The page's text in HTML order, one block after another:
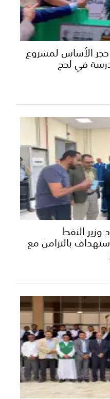
الأساس لمشروع
يستهدف 13 مدرسة في لحج
النفط
بالتزامن مع